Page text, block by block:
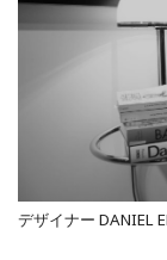
デザイナー DANIEL